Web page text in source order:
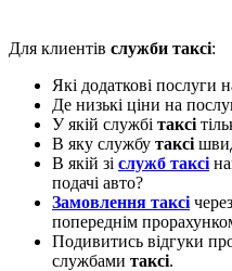
Для клиентів служби таксі:
Які додаткові послуги
Де низькі ціни на
У якій службі таксі
В яку службу таксі
В якій зі служб таксі
подачі авто?
Замовлення таксі
попереднім
Подивитись відгуки
службами таксі.